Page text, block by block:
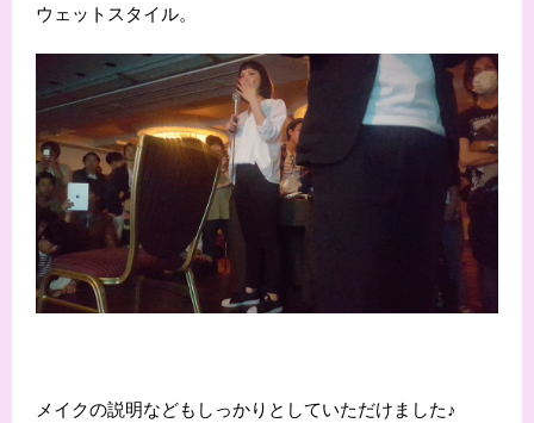
ウェットスタイル。
メイクの説明などもしっかりとしていただけました♪